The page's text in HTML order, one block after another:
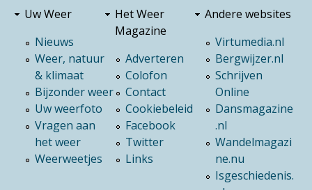
Uw Weer
Nieuws
Weer, natuur
& klimaat
Bijzonder weer
Uw weerfoto
Vragen aan
het weer
Weerweetjes
Het Weer
Magazine
Adverteren
Colofon
Contact
Cookiebeleid
Facebook
Twitter
Links
Andere websites
Virtumedia.nl
Bergwijzer.nl
Schrijven
Online
Dansmagazine
.nl
Wandelmagazi
ne.nu
Isgeschiedenis.